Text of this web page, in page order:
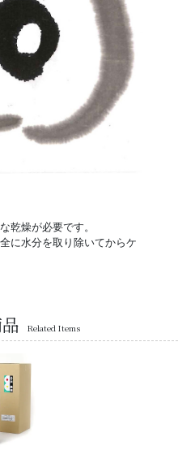
乾燥が必要です。
に水分を取り除いてからケ
Related Items